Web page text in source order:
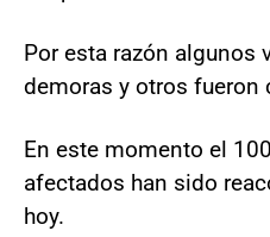
Por esta razón algunos
demoras y otros fueron
En este momento el
afectados han sido
hoy.